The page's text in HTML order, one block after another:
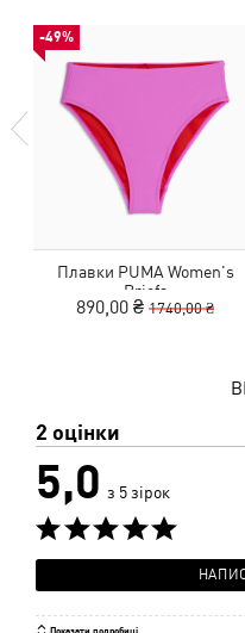
-49%
Плавки PUMA Women's
Briefs
890,00 ₴ 1740,00 ₴
2 оцінки
5,0 з 5 зірок
Показати подробиці